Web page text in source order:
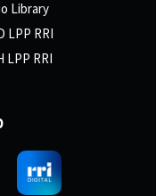
Library
LPP RRI
LPP RRI